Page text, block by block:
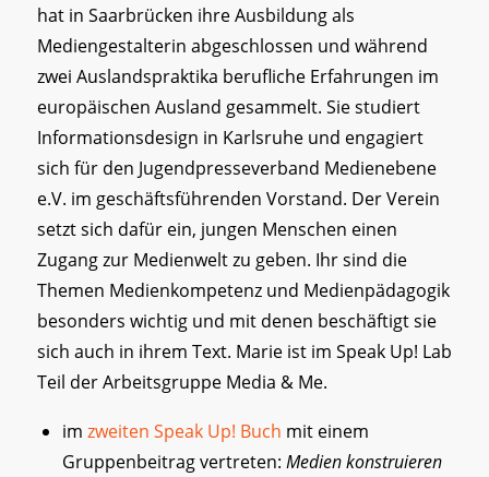
hat in Saarbrücken ihre Ausbildung als
Mediengestalterin abgeschlossen und während
zwei Auslandspraktika berufliche Erfahrungen im
europäischen Ausland gesammelt. Sie studiert
Informationsdesign in Karlsruhe und engagiert
sich für den Jugendpresseverband Medienebene
e.V. im geschäftsführenden Vorstand. Der Verein
setzt sich dafür ein, jungen Menschen einen
Zugang zur Medienwelt zu geben. Ihr sind die
Themen Medienkompetenz und Medienpädagogik
besonders wichtig und mit denen beschäftigt sie
sich auch in ihrem Text. Marie ist im Speak Up! Lab
Teil der Arbeitsgruppe Media & Me.
im zweiten Speak Up! Buch mit einem
Gruppenbeitrag vertreten: Medien konstruieren